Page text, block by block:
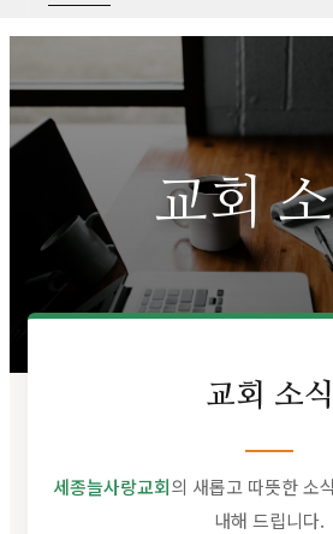
교회
교회 소식
세종늘사랑교회의 새롭고 따뜻한 소
내해 드립니다.